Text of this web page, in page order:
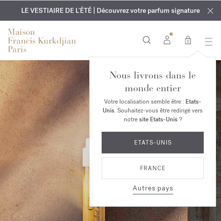
EXCLUSIF | Découvrez le nouveau parfum OUD
velvet mood
dans votre commande*
GRAVURE OFFERTE | Sur tous les parfums et huiles pour le
corps jusqu'au 9 août
LE VESTIAIRE DE L'ÉTÉ | Découvrez votre parfum signature
0
Nous livrons dans le
monde entier
Votre localisation semble être : Etats-
Unis. Souhaitez-vous être redirigé vers
notresite Etats-Unis?
ETATS-UNIS
FRANCE
Autres pays